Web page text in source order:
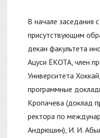
В начале заседания
присутствующим
декан факультета
Ацуси ЁКОТА, член
Университета
программные
Кропачева (доклад
ректора по
Андрюшин), И. И.